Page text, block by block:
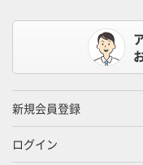
新規会員登録
ログイン